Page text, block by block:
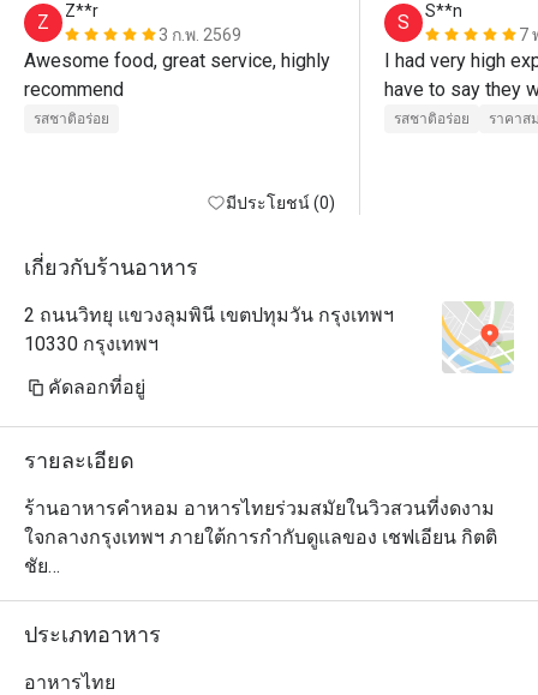
Z
Z**r
3 ก.พ. 2569
Awesome food, great service, highly
รสชาติอร่อย
มีประโยชน์ (0)
S
S**n
7
I had very high
have to say they
Beautiful Thai
รสชาติอร่อย ราคาส
เกี่ยวกับร้านอาหาร
2 ถนนวิทยุ แขวงลุมพินี เขตปทุมวัน กรุงเทพฯ
10330 กรุงเทพฯ
คัดลอกที่อยู่
รายละเอียด
ร้านอาหารคำหอม อาหารไทยร่วมสมัยในวิวสวนที่งดงาม
ใจกลางกรุงเทพฯ ภายใต้การกำกับดูแลของ เชฟเอียน กิตติ
ชัย
เชฟชื่อดังของไทย พร้อมด้วยทีมงาน. เมนูต่างๆใช้วัตถุดิบใน
ท้องถิ่นที่ดีที่สุดและการปรุงที่เป็นเอกลักษณ์จากทั้งสี่ภาค
ทุกวัน มื้อ กลางวันและมื้อเย็น
ประเภทอาหาร
อาหารไทย